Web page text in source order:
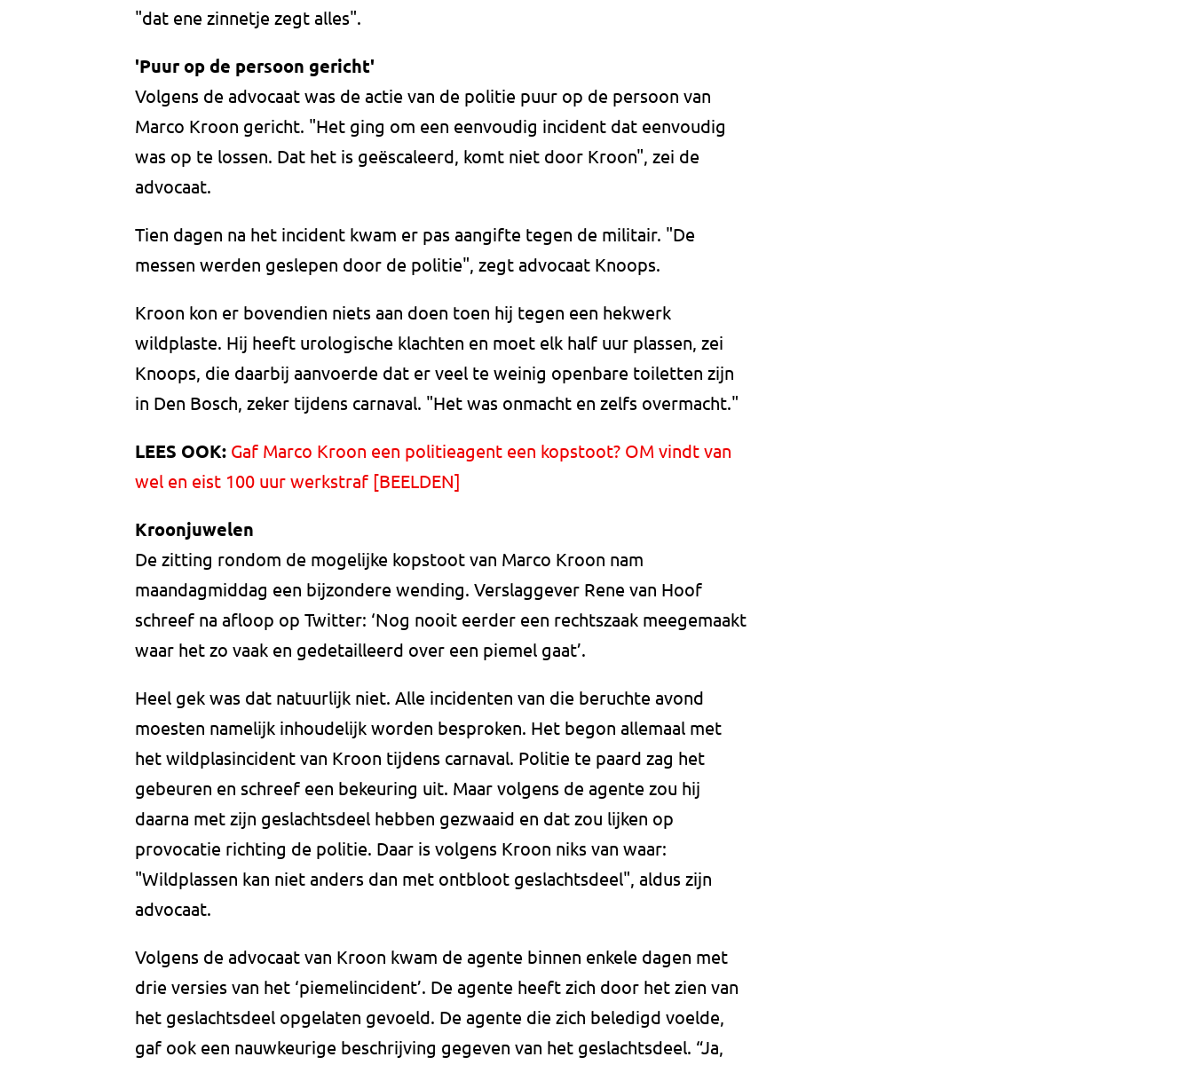
"dat ene zinnetje zegt alles".
'Puur op de persoon gericht'
Volgens de advocaat was de actie van de politie puur op de persoon van
Marco Kroon gericht. "Het ging om een eenvoudig incident dat eenvoudig
was op te lossen. Dat het is geëscaleerd, komt niet door Kroon", zei de
advocaat.
Tien dagen na het incident kwam er pas aangifte tegen de militair. "De
messen werden geslepen door de politie", zegt advocaat Knoops.
Kroon kon er bovendien niets aan doen toen hij tegen een hekwerk
wildplaste. Hij heeft urologische klachten en moet elk half uur plassen, zei
Knoops, die daarbij aanvoerde dat er veel te weinig openbare toiletten zijn
in Den Bosch, zeker tijdens carnaval. "Het was onmacht en zelfs overmacht."
LEES OOK: Gaf Marco Kroon een politieagent een kopstoot? OM vindt van
wel en eist 100 uur werkstraf [BEELDEN]
Kroonjuwelen
De zitting rondom de mogelijke kopstoot van Marco Kroon nam
maandagmiddag een bijzondere wending. Verslaggever Rene van Hoof
schreef na afloop op Twitter: ‘Nog nooit eerder een rechtszaak meegemaakt
waar het zo vaak en gedetailleerd over een piemel gaat’.
Heel gek was dat natuurlijk niet. Alle incidenten van die beruchte avond
moesten namelijk inhoudelijk worden besproken. Het begon allemaal met
het wildplasincident van Kroon tijdens carnaval. Politie te paard zag het
gebeuren en schreef een bekeuring uit. Maar volgens de agente zou hij
daarna met zijn geslachtsdeel hebben gezwaaid en dat zou lijken op
provocatie richting de politie. Daar is volgens Kroon niks van waar:
"Wildplassen kan niet anders dan met ontbloot geslachtsdeel", aldus zijn
advocaat.
Volgens de advocaat van Kroon kwam de agente binnen enkele dagen met
drie versies van het ‘piemelincident’. De agente heeft zich door het zien van
het geslachtsdeel opgelaten gevoeld. De agente die zich beledigd voelde,
gaf ook een nauwkeurige beschrijving gegeven van het geslachtsdeel. “Ja,